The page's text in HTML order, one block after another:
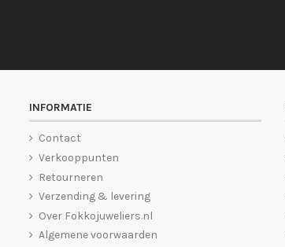
INFORMATIE
Contact
Verkooppunten
Retourneren
Verzending & levering
Over Fokkojuweliers.nl
Algemene voorwaarden